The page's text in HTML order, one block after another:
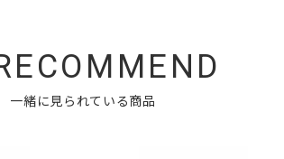
一緒に見られている商品